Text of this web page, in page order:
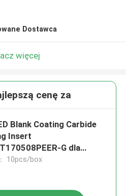
Dostawca
więcej
cenę za
Blank Coating Carbide
Insert
G dla
wykończenia
10pcs/box